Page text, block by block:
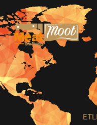
atla